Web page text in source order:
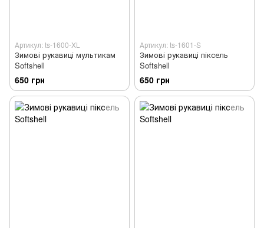
Артикул: ts-1600-XL
Зимові рукавиці мультикам
Softshell
650 грн
Артикул: ts-1601-S
Зимові рукавиці піксель
Softshell
650 грн